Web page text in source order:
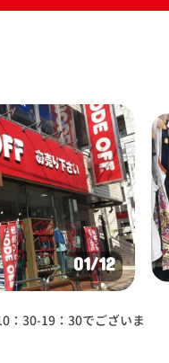
01/12
：30-19：30でございま